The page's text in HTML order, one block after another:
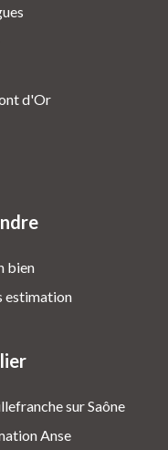
d'Or
bien
estimation
sur Saône
Anse